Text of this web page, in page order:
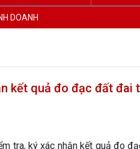
DOANH
kết quả đo đạc đất
tra, ký xác nhận kết quả đo